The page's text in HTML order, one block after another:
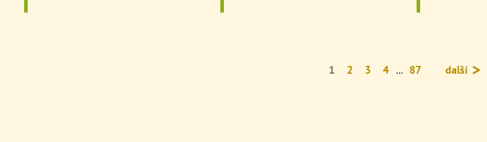
1 2 3 4 ... 87 další